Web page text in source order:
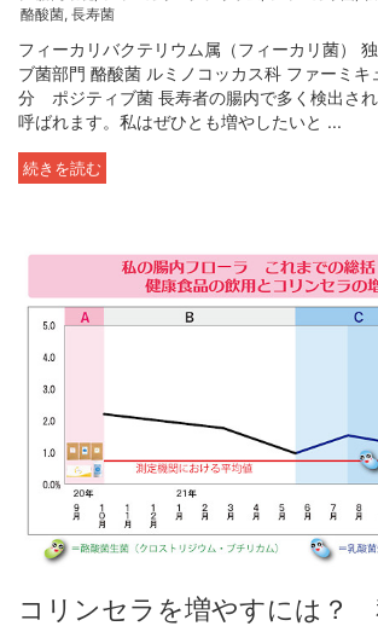
酪酸菌, 長寿菌
フィーカリバクテリウム属（フィーカリ菌）
ブ菌部門 酪酸菌 ルミノコッカス科 ファーミキ
分 ポジティブ菌 長寿者の腸内で多く検出さ
呼ばれます。私はぜひとも増やしたいと ...
続きを読む
コリンセラを増やすには？